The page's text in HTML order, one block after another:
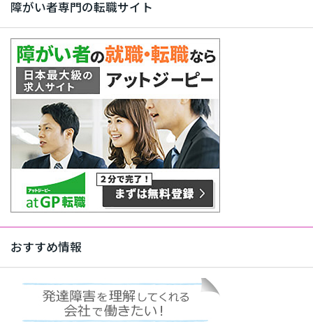
障がい者専門の転職サイト
おすすめ情報